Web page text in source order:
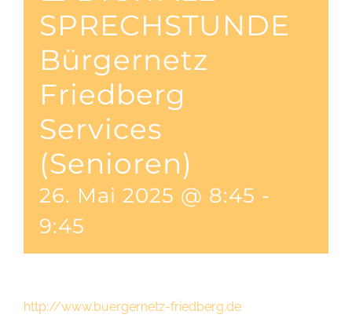
SPRECHSTUNDE
Bürgernetz
Friedberg
Services
(Senioren)
26. Mai 2025 @ 8:45 -
9:45
http://www.buergernetz-friedberg.de